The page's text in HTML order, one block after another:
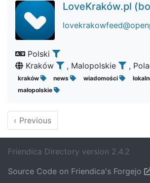
LoveKraków.pl
Polski
Kraków
, Malopolskie ,
kraków news wiadomości
małopolskie
‹ Previous
Friendica Directory version 2.4.2
Source Code on Friendica's Forgejo